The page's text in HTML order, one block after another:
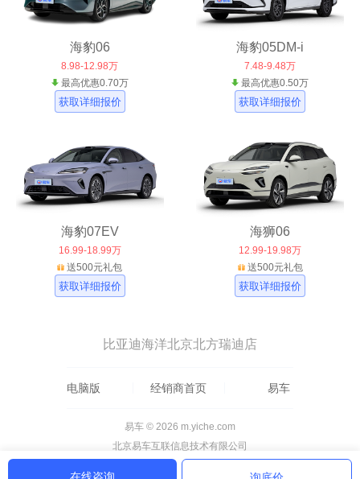
海豹06
8.98-12.98万
最高优惠0.70万
获取详细报价
海豹05DM-i
7.48-9.48万
最高优惠0.50万
获取详细报价
海豹07EV
16.99-18.99万
送500元礼包
获取详细报价
海狮06
12.99-19.98万
送500元礼包
获取详细报价
比亚迪海洋北京北方瑞迪店
电脑版 经销商首页 易车
易车 © 2026 m.yiche.com
北京易车互联信息技术有限公司